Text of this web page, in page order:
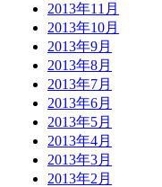
2013年11月
2013年10月
2013年9月
2013年8月
2013年7月
2013年6月
2013年5月
2013年4月
2013年3月
2013年2月